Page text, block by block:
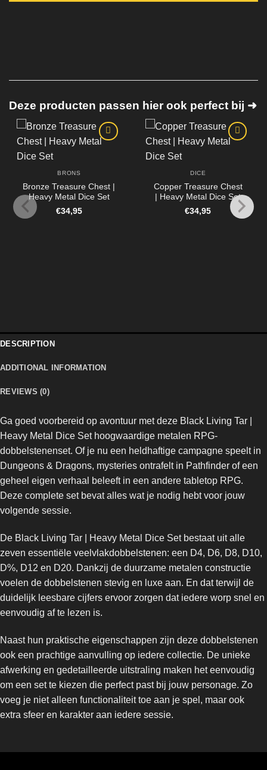
Deze producten passen hier ook perfect bij ➜
BRONS
Bronze Treasure Chest |
Heavy Metal Dice Set
€34,95
DICE
Copper Treasure Chest
| Heavy Metal Dice Set
€34,95
DESCRIPTION
ADDITIONAL INFORMATION
REVIEWS (0)
Ga goed voorbereid op avontuur met deze Black Living Tar |
Heavy Metal Dice Sethoogwaardige metalen RPG-
dobbelstenenset. Of je nu een heldhaftige campagne speelt in
Dungeons & Dragons, mysteries ontrafelt in Pathfinder of een
geheel eigen verhaal beleeft in een andere tabletop RPG.
Deze complete set bevat alles wat je nodig hebt voor jouw
volgende sessie.
De Black Living Tar | Heavy Metal Dice Set bestaat uit alle
zeven essentiële veelvlakdobbelstenen: een D4, D6, D8, D10,
D%, D12 en D20. Dankzij de duurzame metalen constructie
voelen de dobbelstenen stevig en luxe aan. En dat terwijl de
duidelijk leesbare cijfers ervoor zorgen dat iedere worp snel en
eenvoudig af te lezen is.
Naast hun praktische eigenschappen zijn deze dobbelstenen
ook een prachtige aanvulling op iedere collectie. De unieke
afwerking en gedetailleerde uitstraling maken het eenvoudig
om een set te kiezen die perfect past bij jouw personage. Zo
voeg je niet alleen functionaliteit toe aan je spel, maar ook
extra sfeer en karakter aan iedere sessie.